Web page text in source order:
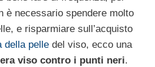
è necessario spendere molto
e risparmiare sull’acquisto
della pelle del viso, ecco una
viso contro i punti neri.